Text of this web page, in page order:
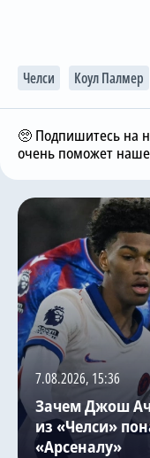
Челси Коул Палмер
🥺 Подпишитесь на
очень поможет
7.08.2026, 15:36
Зачем Джош
из «Челси»
«Арсеналу»